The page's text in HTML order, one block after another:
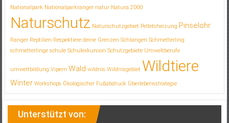
Nationalpark Nationalparkranger natur Natura 2000
Naturschutz Naturschutzgebiet Pelletsheizung Pinselohr
Ranger Reptilien Respektiere deine Grenzen Schlangen Schmetterling
schmetterlinge schule Schulexkursion Schutzgebiete Umweltberufe
umweltbildung Vipern Wald wildnis Wildnisgebiet Wildtiere
Winter Workshops Ökologischer Fußabdruck Überlebensstrategie
Unterstützt von: